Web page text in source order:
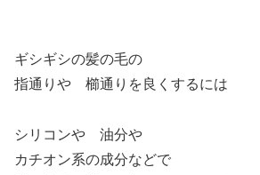
ギシギシの髪の毛の
指通りや 櫛通りを良くするには
シリコンや 油分や
カチオン系の成分などで